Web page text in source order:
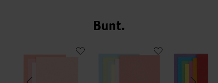
Bunt.
Basic weiß-grau B6
Paper Poetry Kartenset Sakura Mix B6/B6
Paper Poetry Kartenset Rainbow